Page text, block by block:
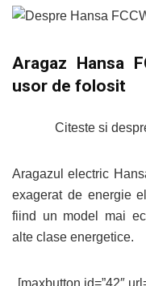
Aragaz Hansa
usor de folosit
Citeste si
Aragazul electric
exagerat de energie
fiind un model mai
alte clase energetice.
[maxbutton id=”42″